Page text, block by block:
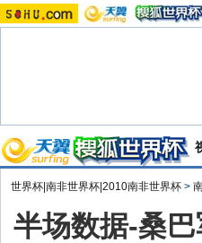
世界杯|南非世界杯|2010南非世界杯 >
半场数据-桑